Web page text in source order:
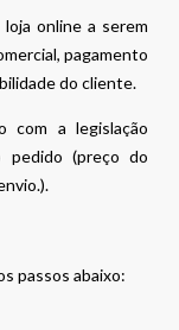
online a serem
pagamento
do cliente.
com a legislação
pedido (preço do
passos abaixo: